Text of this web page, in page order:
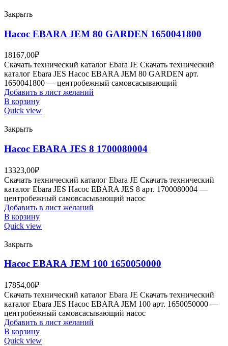
Закрыть
Насос EBARA JEM 80 GARDEN 1650041800
18167,00₽
Скачать технический каталог Ebara JE Скачать технический
каталог Ebara JES Насос EBARA JEM 80 GARDEN арт.
1650041800 — центробежный самовсасывающий
Добавить в лист желаний
В корзину
Quick view
Закрыть
Насос EBARA JES 8 1700080004
13323,00₽
Скачать технический каталог Ebara JE Скачать технический
каталог Ebara JES Насос EBARA JES 8 арт. 1700080004 —
центробежный самовсасывающий насос
Добавить в лист желаний
В корзину
Quick view
Закрыть
Насос EBARA JEM 100 1650050000
17854,00₽
Скачать технический каталог Ebara JE Скачать технический
каталог Ebara JES Насос EBARA JEM 100 арт. 1650050000 —
центробежный самовсасывающий насос
Добавить в лист желаний
В корзину
Quick view